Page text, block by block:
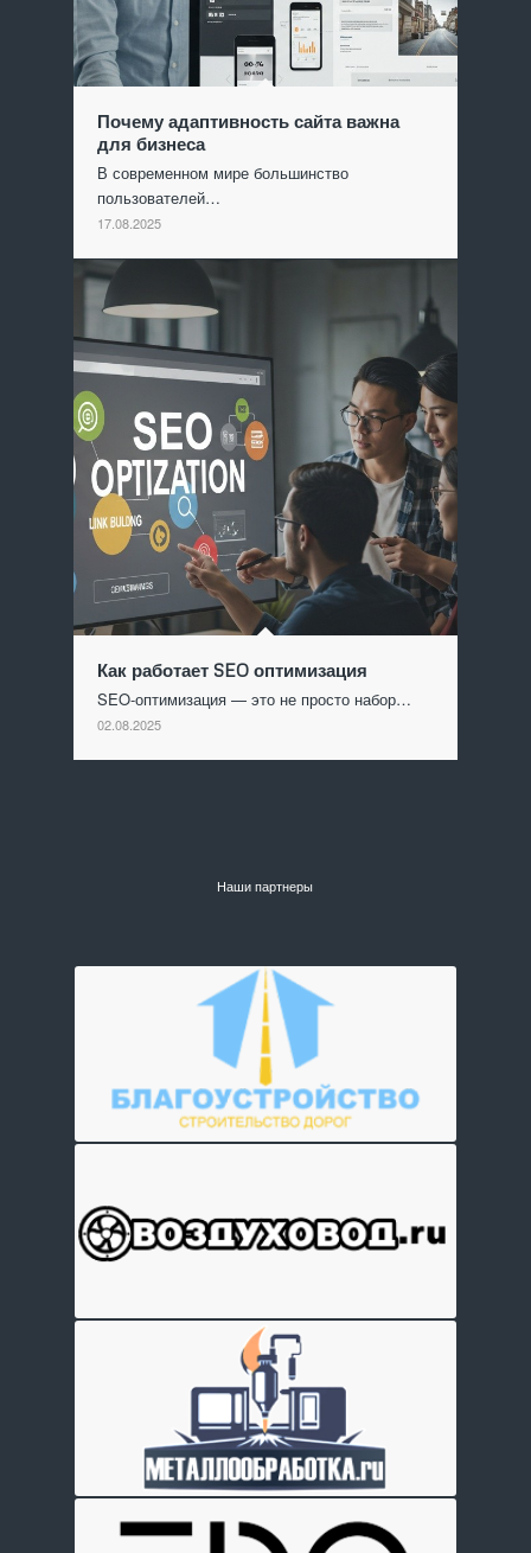
Почему адаптивность сайта важна
для бизнеса
В современном мире большинство
пользователей…
17.08.2025
Как работает SEO оптимизация
SEO-оптимизация — это не просто набор…
02.08.2025
Наши партнеры